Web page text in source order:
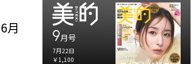
月
9月号
7月22日
￥1,100